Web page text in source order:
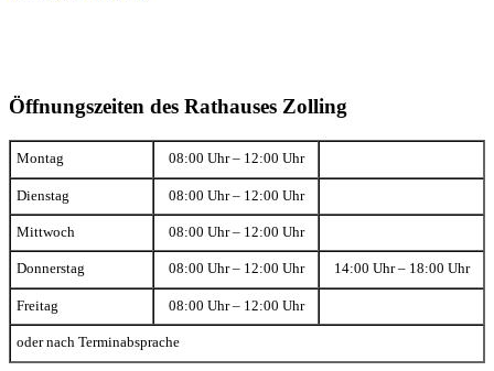
Öffnungszeiten des Rathauses Zolling
Montag 08:00 Uhr – 12:00 Uhr
Dienstag 08:00 Uhr – 12:00 Uhr
Mittwoch 08:00 Uhr – 12:00 Uhr
Donnerstag 08:00 Uhr – 12:00 Uhr 14:00 Uhr – 18:00 Uhr
Freitag 08:00 Uhr – 12:00 Uhr
oder nach Terminabsprache